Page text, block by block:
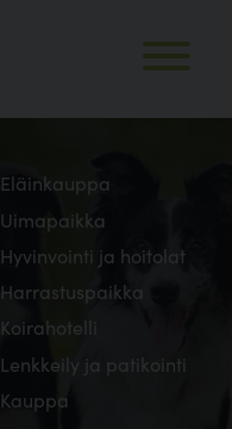
Eläinkauppa
Uimapaikka
Hyvinvointi ja hoitolat
Harrastuspaikka
Koirahotelli
Lenkkeily ja patikointi
Kauppa